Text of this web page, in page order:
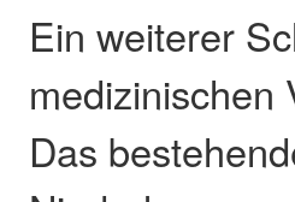
Ein weiterer
medizinischen
Das